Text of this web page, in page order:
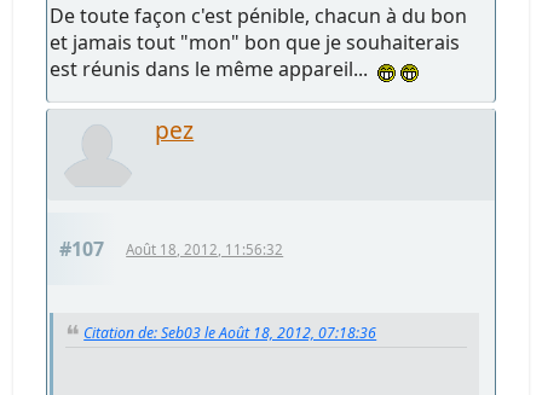
De toute façon c'est pénible, chacun à du bon
et jamais tout "mon" bon que je souhaiterais
est réunis dans le même appareil...
pez
#107 Août 18, 2012, 11:56:32
Citation de: Seb03 le Août 18, 2012, 07:18:36